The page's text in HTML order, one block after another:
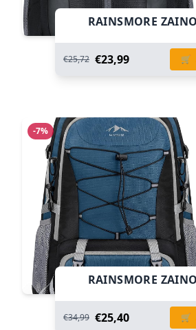
RAINSMORE
€25,72 €23,99 🛒
-7%
RAINSMORE
€34,99 €25,40 🛒